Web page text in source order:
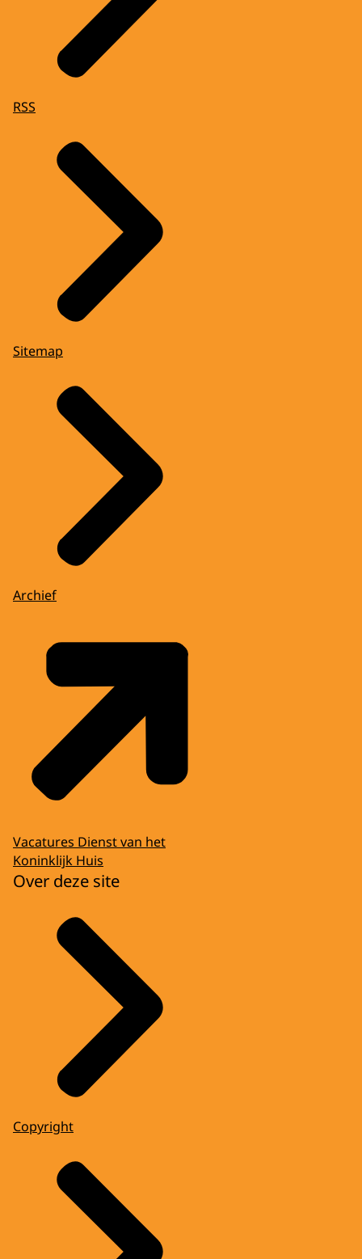
RSS
Sitemap
Archief
Vacatures Dienst van het
Koninklijk Huis
Over deze site
Copyright